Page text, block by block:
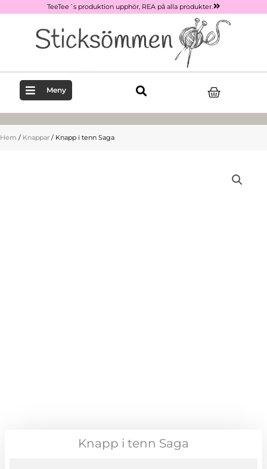
TeeTee´s produktion upphör, REA på alla produkter.
Meny
Hem / Knappar / Knapp i tenn Saga
Knapp i tenn Saga